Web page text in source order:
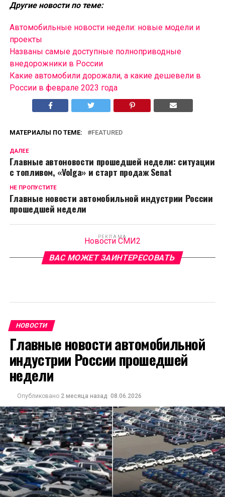
Другие новости по теме:
Автомобильные новости недели: новые модели и
проекты
Названы самые доступные полноприводные
внедорожники в России
Какие автомобили дорожали, а какие дешевели в
России в феврале 2023 года
МАТЕРИАЛЫ ПО ТЕМЕ: FEATURED
ДАЛЕЕ
Главные автоновости прошедшей недели: ситуации
с топливом, «Volga» и старт продаж Senat
НЕ ПРОПУСТИТЕ
Главные новости автомобильной индустрии России
прошедшей недели
РЕКЛАМА
Новости СМИ2
ВАС МОЖЕТ ЗАИНТЕРЕСОВАТЬ
НОВОСТИ
Главные новости автомобильной
индустрии России прошедшей
недели
Опубликовано 2 месяца назад 08.06.2026